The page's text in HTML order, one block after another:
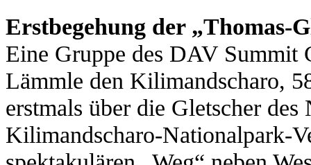
Erstbegehung der „Thomas-
Eine Gruppe des DAV Summit
Lämmle den Kilimandscharo,
erstmals über die Gletscher
Kilimandscharo-Nationalpark-